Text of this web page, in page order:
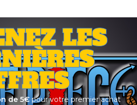
LES
de 5€ pour votre premier achat